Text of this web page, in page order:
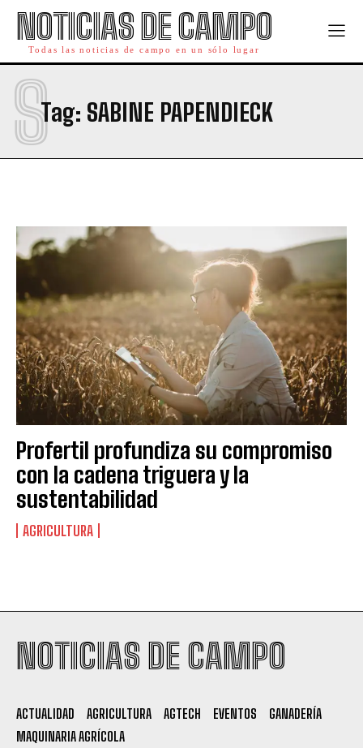
Leí y acepto laPolítica de Privacidad.
NOTICIAS DE CAMPO
Todas las noticias de campo en un sólo lugar
Tag: SABINE PAPENDIECK
S
Profertil profundiza su compromiso
con la cadena triguera y la
sustentabilidad
AGRICULTURA
NOTICIAS DE CAMPO
ACTUALIDAD AGRICULTURA AGTECH EVENTOS
GANADERÍA
MAQUINARIA AGRÍCOLA